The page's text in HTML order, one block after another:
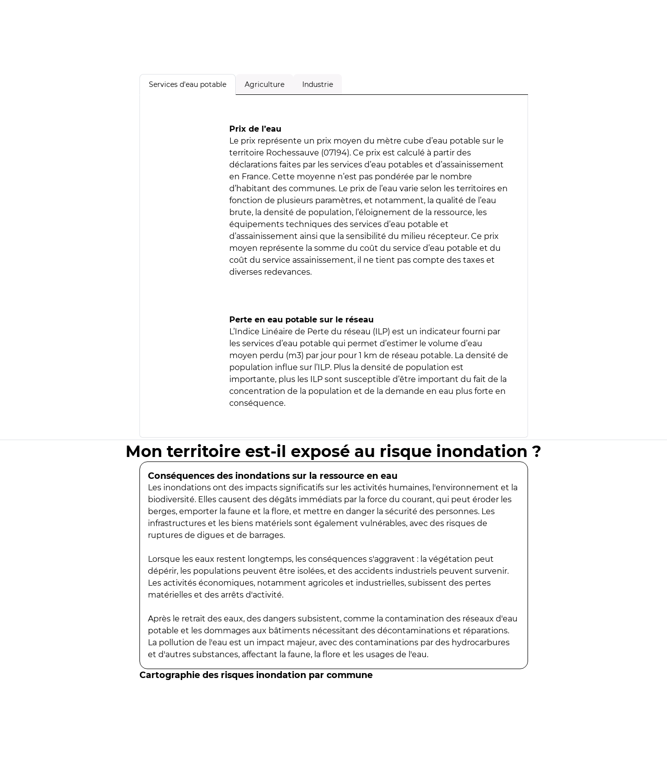
Services d'eau potable Agriculture Industrie
Prix de l’eau
Le prix représente un prix moyen du mètre cube d’eau potable sur le
territoire Rochessauve (07194). Ce prix est calculé à partir des
déclarations faites par les services d’eau potables et d’assainissement
en France. Cette moyenne n’est pas pondérée par le nombre
d’habitant des communes. Le prix de l’eau varie selon les territoires en
fonction de plusieurs paramètres, et notamment, la qualité de l’eau
brute, la densité de population, l’éloignement de la ressource, les
équipements techniques des services d’eau potable et
d’assainissement ainsi que la sensibilité du milieu récepteur. Ce prix
moyen représente la somme du coût du service d’eau potable et du
coût du service assainissement, il ne tient pas compte des taxes et
diverses redevances.
Perte en eau potable sur le réseau
L’Indice Linéaire de Perte du réseau (ILP) est un indicateur fourni par
les services d’eau potable qui permet d’estimer le volume d’eau
moyen perdu (m3) par jour pour 1 km de réseau potable. La densité de
population influe sur l’ILP. Plus la densité de population est
importante, plus les ILP sont susceptible d’être important du fait de la
concentration de la population et de la demande en eau plus forte en
conséquence.
Mon territoire est-il exposé au risque inondation ?
Conséquences des inondations sur la ressource en eau
Les inondations ont des impacts significatifs sur les activités humaines, l'environnement et la
biodiversité. Elles causent des dégâts immédiats par la force du courant, qui peut éroder les
berges, emporter la faune et la flore, et mettre en danger la sécurité des personnes. Les
infrastructures et les biens matériels sont également vulnérables, avec des risques de
ruptures de digues et de barrages.
Lorsque les eaux restent longtemps, les conséquences s'aggravent : la végétation peut
dépérir, les populations peuvent être isolées, et des accidents industriels peuvent survenir.
Les activités économiques, notamment agricoles et industrielles, subissent des pertes
matérielles et des arrêts d'activité.
Après le retrait des eaux, des dangers subsistent, comme la contamination des réseaux d'eau
potable et les dommages aux bâtiments nécessitant des décontaminations et réparations.
La pollution de l'eau est un impact majeur, avec des contaminations par des hydrocarbures
et d'autres substances, affectant la faune, la flore et les usages de l'eau.
Cartographie des risques inondation par commune